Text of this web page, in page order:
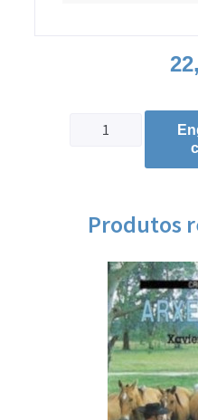
Produtos